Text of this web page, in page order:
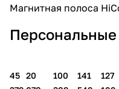
Магнитная полоса
45
20
100
141
127